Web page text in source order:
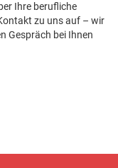
Ihre berufliche
zu uns auf – wir
Gespräch bei Ihnen